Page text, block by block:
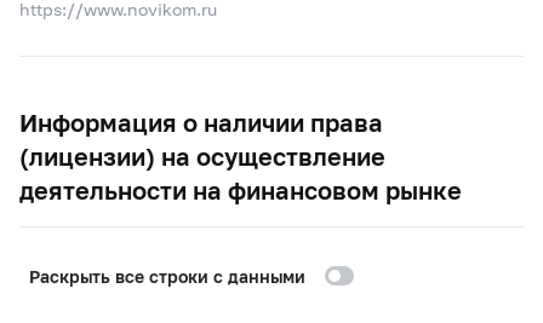
https://www.novikom.ru
Информация о наличии права
(лицензии) на осуществление
деятельности на финансовом рынке
Раскрыть все строки с данными